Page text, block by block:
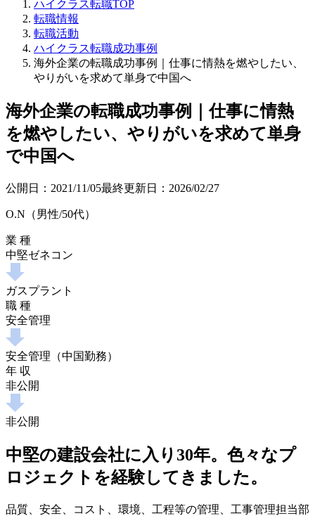
ハイクラス転職TOP
転職情報
転職活動
ハイクラス転職成功事例
海外企業の転職成功事例｜仕事に情熱を燃やしたい、
やりがいを求めて単身で中国へ
海外企業の転職成功事例｜仕事に情熱
を燃やしたい、やりがいを求めて単身
で中国へ
公開日： 2021/11/05最終更新日： 2026/02/27
O.N（男性/50代）
業 種
中堅ゼネコン
ガスプラント
職 種
安全管理
安全管理（中国勤務）
年 収
非公開
非公開
中堅の建設会社に入り30年。色々なプ
ロジェクトを経験してきました。
品質、安全、コスト、環境、工程等の管理、工事管理担当部